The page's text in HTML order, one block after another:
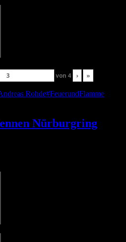
von 4 › »
Rohde#FeuerundFlamme
Nürburgring